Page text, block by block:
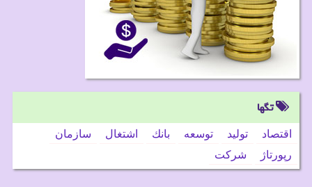
تگها
اقتصاد تولید توسعه بانك اشتغال
سازمان
رپورتاژ
شركت